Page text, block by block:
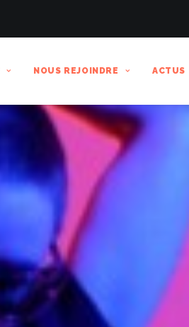
NOUS REJOINDRE ACTUS